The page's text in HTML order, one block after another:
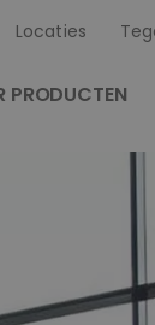
Locaties
PRODUCTEN